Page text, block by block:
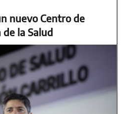
nuevo Centro de
la Salud